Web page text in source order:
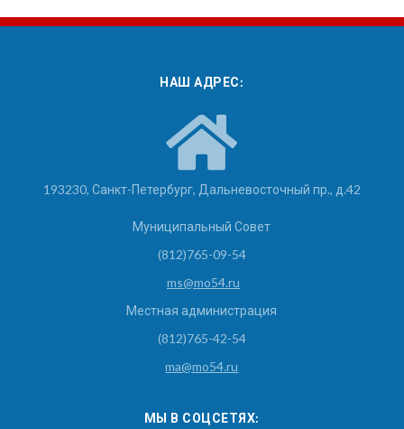
НАШ АДРЕС:
193230, Санкт-Петербург, Дальневосточный пр., д.42
Муниципальный Совет
(812)765-09-54
ms@mo54.ru
Местная администрация
(812)765-42-54
ma@mo54.ru
МЫ В СОЦСЕТЯХ: